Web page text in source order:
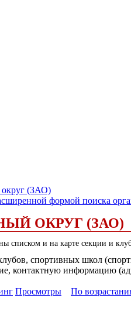
(ЗАО)
формой поиска
ОКРУГ (ЗАО)
списком и на карте секции и
спортивных школ
контактную информацию
Просмотры По